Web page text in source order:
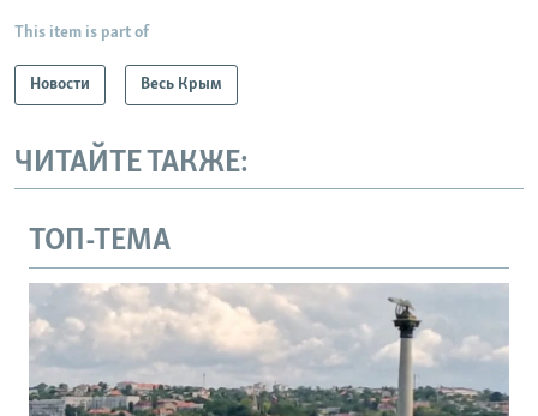
This item is part of
Новости Весь Крым
ЧИТАЙТЕ ТАКЖЕ:
ТОП-ТЕМА